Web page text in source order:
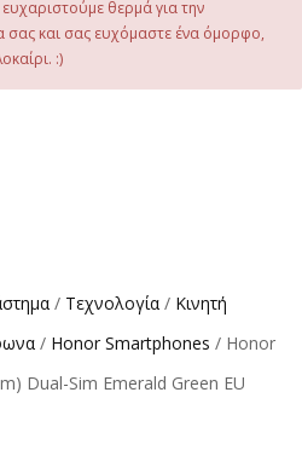
θερμά για την
σας και σας ευχόμαστε ένα όμορφο,
:)
/ Τεχνολογία/ Κινητή
/ Honor Smartphones / Honor
Dual-Sim Emerald Green EU